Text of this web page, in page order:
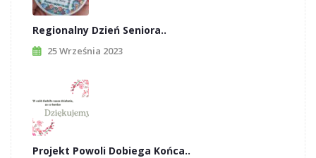
Regionalny Dzień Seniora..
25 Września 2023
Projekt Powoli Dobiega Końca..